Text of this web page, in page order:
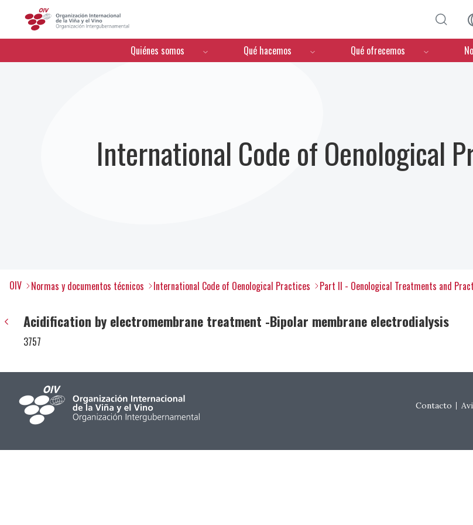
Menú de navegación
Quiénes somos Qué hacemos Qué ofrecemos
International Code of Oenological
OIV Normas y documentos técnicos International Code of Oenological Practices Part II - Oenological Treatments and
Acidification by electromembrane treatment -Bipolar membrane electrodialysis
3757
Footer
Contacto